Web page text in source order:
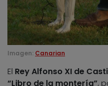
Imagen: Canarian
El Rey Alfonso XI de
“Libro de la montería”,